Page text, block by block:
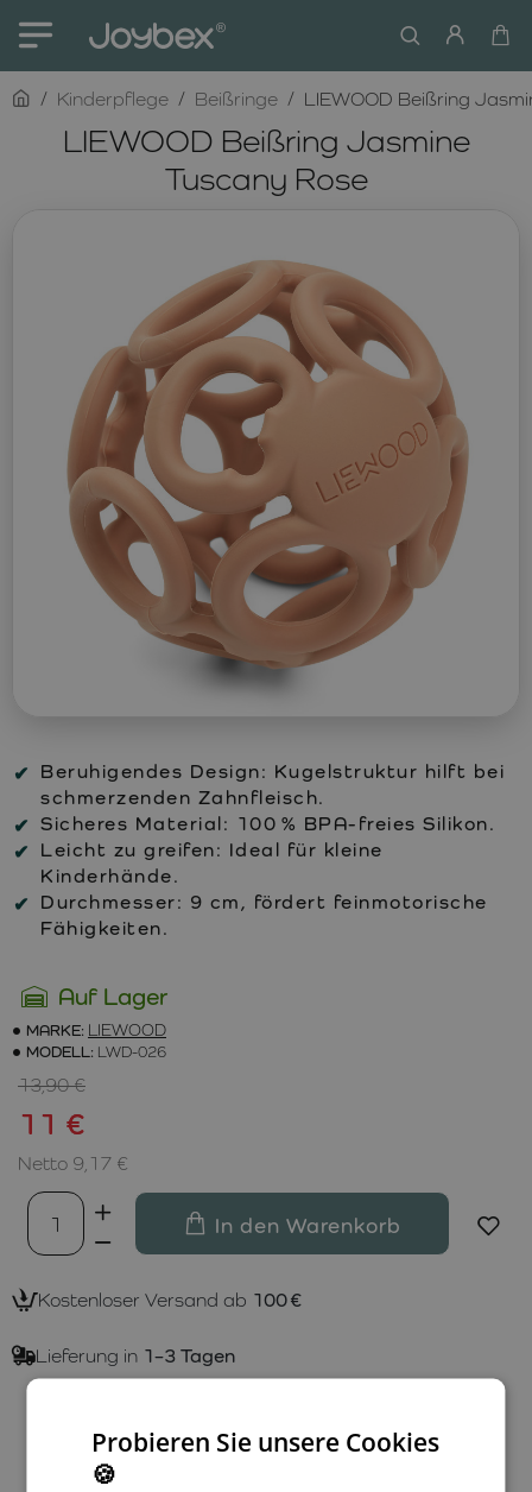
LIEWOOD Beißring Jasmine
Tuscany Rose
homeKinderpflege Beißringe LIEWOOD Beißring
Beruhigendes Design: Kugelstruktur hilft bei
schmerzenden Zahnfleisch.
Sicheres Material: 100 % BPA-freies Silikon.
Leicht zu greifen: Ideal für kleine
Kinderhände.
Durchmesser: 9 cm, fördert feinmotorische
Fähigkeiten.
Auf Lager
MARKE: LIEWOOD
MODELL: LWD-026
11 €
13,90 €
Netto 9,17 €
In den Warenkorb
Kostenloser Versand ab 100 €
Lieferung in 1–3 Tagen
Probieren Sie unsere Cookies
🍪